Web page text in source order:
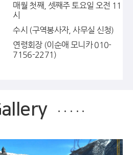
매월 첫째, 셋째주 토요일 오전 11
시
수시 (구역봉사자, 사무실 신청)
연령회장 (이순애 모니카 010-
7156-2271)